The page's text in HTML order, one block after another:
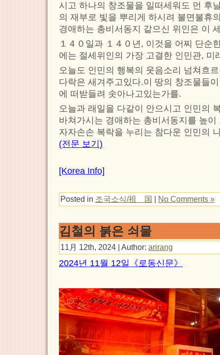
시고 하나의 창조물을 일떠세워도 먼 후
의 재부로 빛을 뿌리게 하시려 불면불휴
경애하는 총비서동지 같으신 위인은 이
１４０일과 １４０년, 이것을 어찌 단순
에는 절세위인의 가장 고결한 인민관, 미
오늘도 인민의 행복의 웃음소리 넘쳐흐
다락은 새겨주고있다.이 땅의 창조물들
에 떠받들려 솟아나고있는가를.
오늘과 래일을 다같이 안으시고 인민의
바쳐가시는 경애하는 총비서동지를 높
자자손손 복락을 누리는 참다운 인민의
(전문 보기)
[Korea Info]
Posted in 조국소식/祖 国 | No Comments »
김철의 붉은 쇠물
11月 12th, 2024 | Author: arirang
2024년 11월 12일《로동신문》